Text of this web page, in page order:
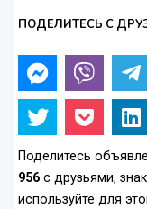
ПОДЕЛИТЕСЬ С
Поделитесь
956 с друзьями,
используйте для